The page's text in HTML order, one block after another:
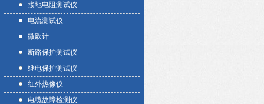
接地电阻测试仪
电流测试仪
微欧计
断路保护测试仪
继电保护测试仪
红外热像仪
电缆故障检测仪